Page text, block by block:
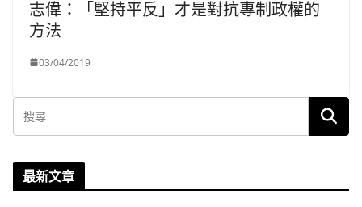
志偉：「堅持平反」才是對抗專制政權的
方法
03/04/2019
最新文章